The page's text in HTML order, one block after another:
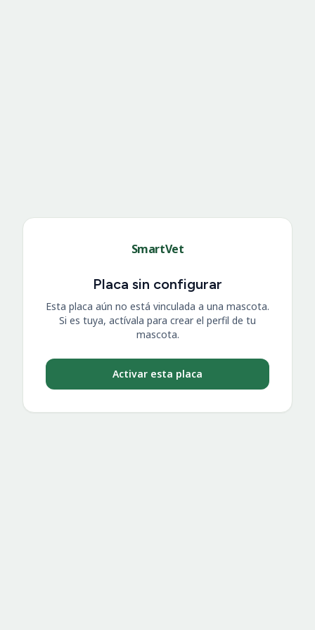
SmartVet
Placa sin configurar
Esta placa aún no está vinculada a una mascota.
Si es tuya, actívala para crear el perfil de tu
mascota.
Activar esta placa